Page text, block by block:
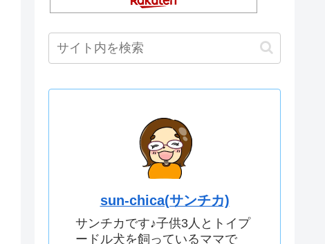
sun-chica(サンチカ)
サンチカです♪子供3人とトイプ
ードル犬を飼っているママで